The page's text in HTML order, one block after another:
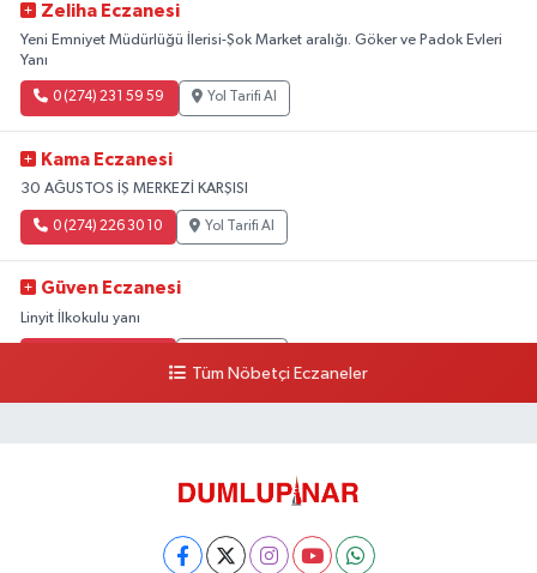
Zeliha Eczanesi
Yeni Emniyet Müdürlüğü İlerisi-Şok Market aralığı. Göker ve Padok Evleri
Yanı
0 (274) 231 59 59 Yol Tarifi Al
Kama Eczanesi
30 AĞUSTOS İŞ MERKEZİ KARŞISI
0 (274) 226 30 10 Yol Tarifi Al
Güven Eczanesi
Linyit İlkokulu yanı
Tüm Nöbetçi Eczaneler